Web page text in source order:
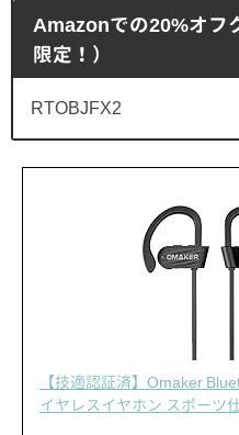
Amazonでの20%オフ
限定！）
RTOBJFX2
【技適認証済】Omaker
イヤレスイヤホン スポーツ